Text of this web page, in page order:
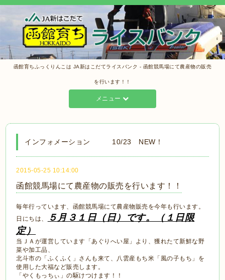
函館育ちふっくりんこは JA新はこだてライスバンク - 函館競馬場にて農産物の販売
を行います！！
メニュー
インフォメーション 10/23 NEW！
2015-05-25 10:14:00
函館競馬場にて農産物の販売を行います！！
毎年行っています、函館競馬場にて農産物販売を今年も行います。
日にちは、
５月３１日（日）です。（１日限
定）
当ＪＡが運営しています「あぐりへい屋」より、獲れたて新鮮な野
菜や加工品、
北斗市の「ふくふく」さんも来て、八雲産もち米「風の子もち」を
使用した大福など販売します。
「やくもっちぃ」の駆けつけます！！